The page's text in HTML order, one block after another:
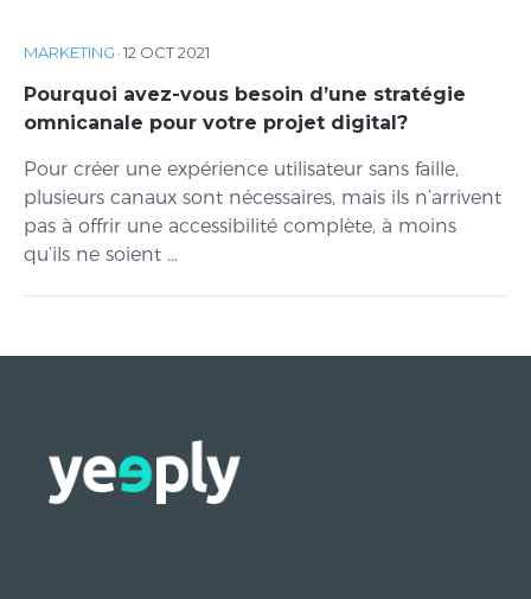
MARKETING ·12 OCT 2021
Pourquoi avez-vous besoin d’une stratégie
omnicanale pour votre projet digital?
Pour créer une expérience utilisateur sans faille,
plusieurs canaux sont nécessaires, mais ils n’arrivent
pas à offrir une accessibilité complète, à moins
qu’ils ne soient ...